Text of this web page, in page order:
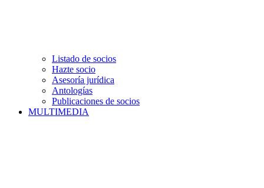
Listado de socios
Hazte socio
Asesoría jurídica
Antologías
Publicaciones de socios
MULTIMEDIA